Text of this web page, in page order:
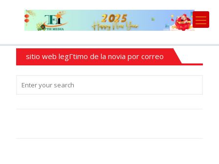
sitio web legГ­timo de la novia por correo